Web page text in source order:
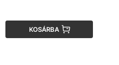
KOSÁRBA